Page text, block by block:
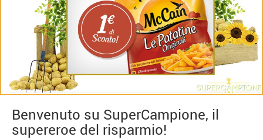
Benvenuto su SuperCampione, il
supereroe del risparmio!